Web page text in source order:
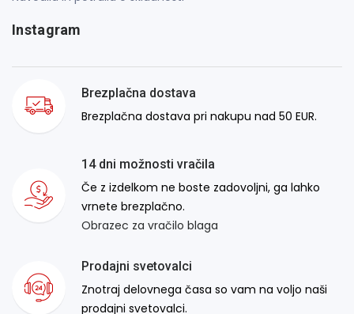
Instagram
Brezplačna dostava
Brezplačna dostava pri nakupu nad 50 EUR.
14 dni možnosti vračila
Če z izdelkom ne boste zadovoljni, ga lahko
vrnete brezplačno.
Obrazec za vračilo blaga
Prodajni svetovalci
Znotraj delovnega časa so vam na voljo naši
prodajni svetovalci.